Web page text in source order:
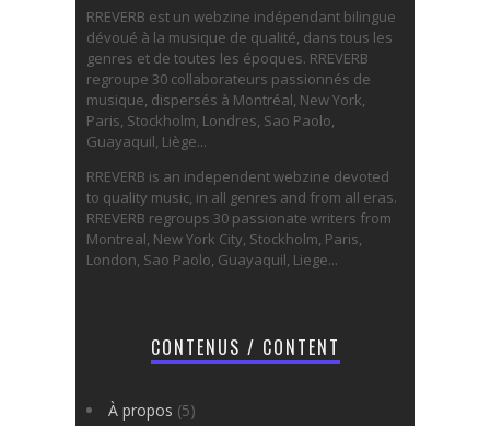
RREVERB est un webzine indépendant bilingue
dévoué à la musique de qualité, dans tous les
genres et de toutes les époques. RREVERB
regroupe 30 collaborateurs passionnés de
musique, dispersés à Montréal, New York,
Paris, Stockholm, Londres, Sao Paolo,
Guayaquil, Liège...
RREVERB is an independent webzine devoted
to quality music, in all genres and from all eras.
RREVERB regroups 30 passionate writers from
Montreal, New York City, Stockholm, Paris,
London, Sao Paolo, Guayaquil, Liege...
CONTENUS / CONTENT
À propos (5)